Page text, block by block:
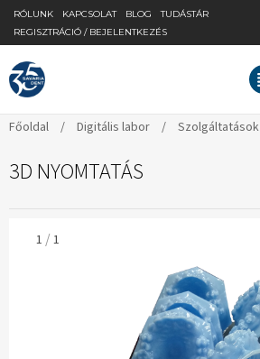
RÓLUNK KAPCSOLAT BLOG
TUDÁSTÁR
REGISZTRÁCIÓ / BEJELENTKEZÉS
1 /1
Főoldal / Digitális labor / Szolgáltatások
3D NYOMTATÁS